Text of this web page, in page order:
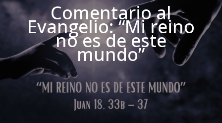
Comentario al
Evangelio: “Mi reino
no es de este
mundo”